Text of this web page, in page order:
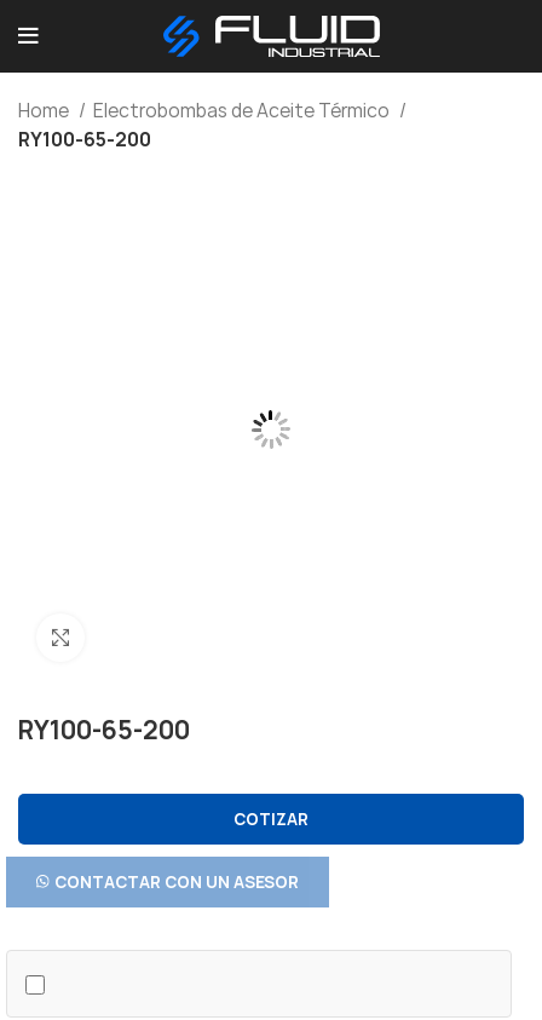
Home
Electrobombas de Aceite Térmico
RY100-65-200
RY100-65-200
COTIZAR
CONTACTAR CON UN ASESOR